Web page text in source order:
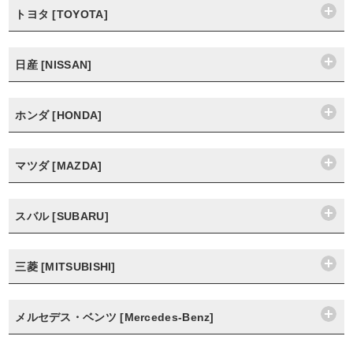
トヨタ [TOYOTA]
日産 [NISSAN]
ホンダ [HONDA]
マツダ [MAZDA]
スバル [SUBARU]
三菱 [MITSUBISHI]
メルセデス・ベンツ [Mercedes-Benz]